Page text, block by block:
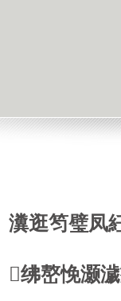
瀵逛笉璧凤
绋嶅悗灏